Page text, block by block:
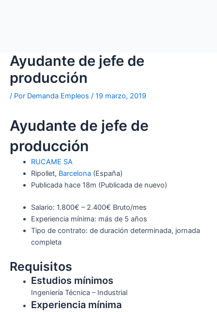
Ayudante de jefe de
producción
/ Por Demanda Empleos / 19 marzo, 2019
Ayudante de jefe de
producción
RUCAME SA
Ripollet, Barcelona (España)
Publicada hace 18m (Publicada de nuevo)
Salario: 1.800€ – 2.400€ Bruto/mes
Experiencia mínima: más de 5 años
Tipo de contrato: de duración determinada, jornada
completa
Requisitos
Estudios mínimos
Ingeniería Técnica – Industrial
Experiencia mínima